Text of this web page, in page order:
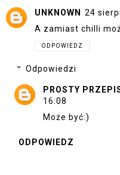
UNKNOWN
24
A zamiast chilli
ODPOWIEDZ
Odpowiedzi
PROSTY
16:08
Może być:)
ODPOWIEDZ